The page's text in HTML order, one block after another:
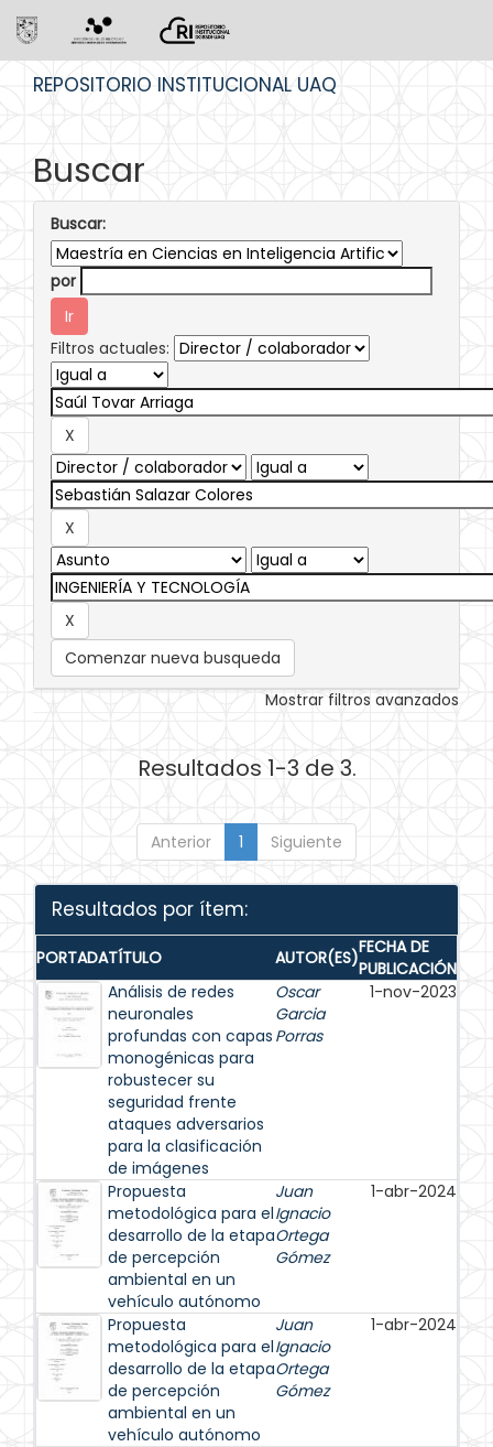
REPOSITORIO INSTITUCIONAL UAQ
Buscar
Buscar:
por
Filtros actuales:
Comenzar nueva busqueda
Mostrar filtros avanzados
Resultados 1-3 de 3.
Anterior 1 Siguiente
Resultados por ítem:
PORTADATÍTULO AUTOR(ES)FECHA DE
PUBLICACIÓN
Análisis de redes
neuronales
profundas con capas
monogénicas para
robustecer su
seguridad frente
ataques adversarios
para la clasificación
de imágenes
Oscar
Garcia
Porras
1-nov-2023
Propuesta
metodológica para el
desarrollo de la etapa
de percepción
ambiental en un
vehículo autónomo
Juan
Ignacio
Ortega
Gómez
1-abr-2024
Propuesta
metodológica para el
desarrollo de la etapa
de percepción
ambiental en un
vehículo autónomo
Juan
Ignacio
Ortega
Gómez
1-abr-2024